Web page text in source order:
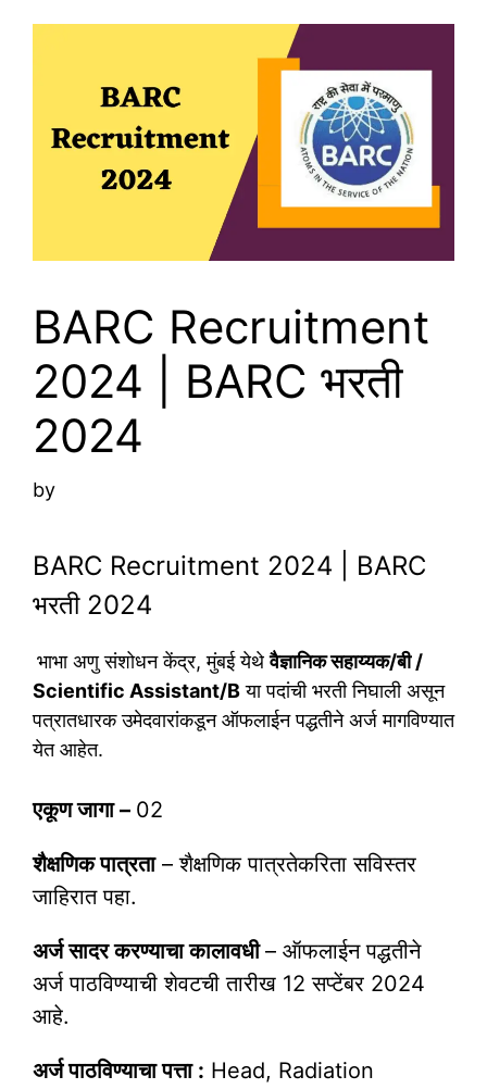
BARC Recruitment
2024 | BARC भरती
2024
by
BARC Recruitment 2024 | BARC
भरती 2024
भाभा अणु संशोधन केंद्र, मुंबई येथेवैज्ञानिक सहाय्यक/बी /
Scientific Assistant/Bया पदांची भरती निघाली असून
पत्रातधारक उमेदवारांकडून ऑफलाईन पद्धतीने अर्ज मागविण्यात
येत आहेत.
एकूण जागा – 02
शैक्षणिक पात्रता– शैक्षणिक पात्रतेकरिता सविस्तर
जाहिरात पहा.
अर्ज सादर करण्याचा कालावधी– ऑफलाईन पद्धतीने
अर्ज पाठविण्याची शेवटची तारीख 12 सप्टेंबर 2024
आहे.
अर्ज पाठविण्याचा पत्ता : Head, Radiation